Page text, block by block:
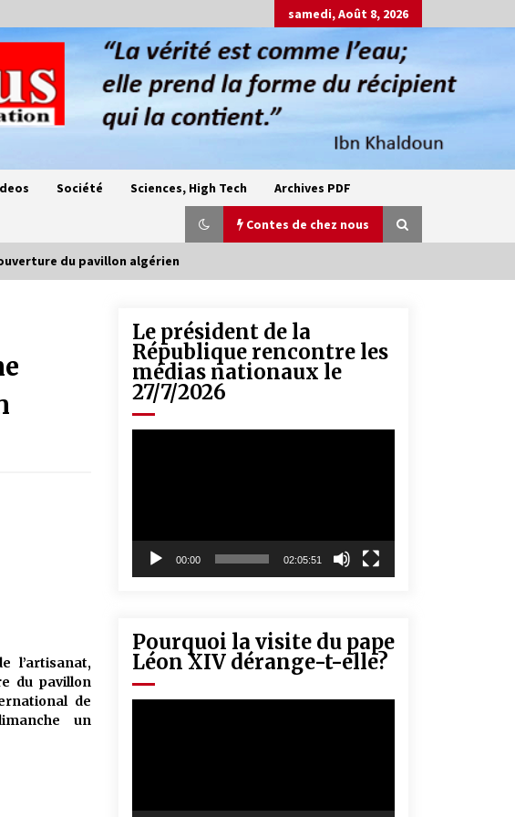
samedi, Août 8, 2026
Société Sciences, High Tech Archives PDF
Contes de chez nous
Oum el Gaïla / L’ogresse du M’zab
4 ans ago
5 ans ago
du pavillon algérien
l’artisanat,
du pavillon
de
un
Le président de la
République rencontre les
médias nationaux le
27/7/2026
00:00 02:05:51
Pourquoi la visite du pape
Léon XIV dérange-t-elle?